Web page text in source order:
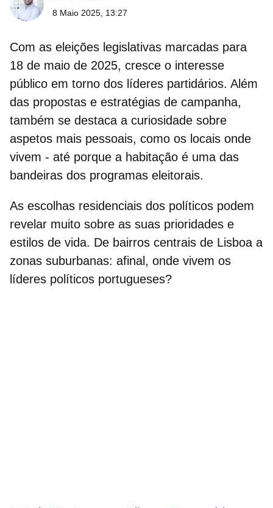
8 Maio 2025, 13:27
Com as eleições legislativas marcadas para
18 de maio de 2025, cresce o interesse
público em torno dos líderes partidários. Além
das propostas e estratégias de campanha,
também se destaca a curiosidade sobre
aspetos mais pessoais, como os locais onde
vivem - até porque a habitação é uma das
bandeiras dos programas eleitorais.
As escolhas residenciais dos políticos podem
revelar muito sobre as suas prioridades e
estilos de vida. De bairros centrais de Lisboa a
zonas suburbanas: afinal, onde vivem os
líderes políticos portugueses?